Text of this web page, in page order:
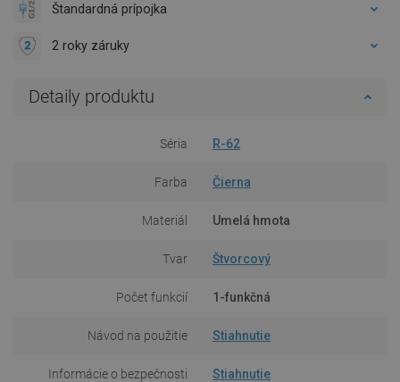
Štandardná prípojka
2 roky záruky
Detaily produktu
Séria R-62
Farba Čierna
Materiál Umelá hmota
Tvar Štvorcový
Počet funkcií 1-funkčná
Návod na použitie Stiahnutie
Informácie o bezpečnosti Stiahnutie